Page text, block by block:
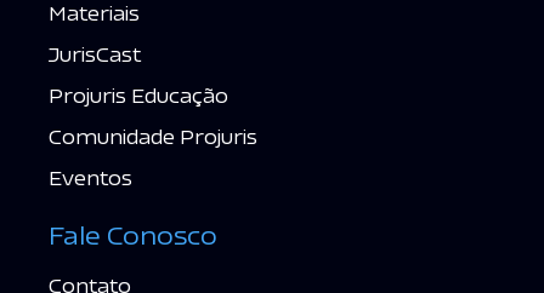
Materiais
JurisCast
Projuris Educação
Comunidade Projuris
Eventos
Fale Conosco
Contato